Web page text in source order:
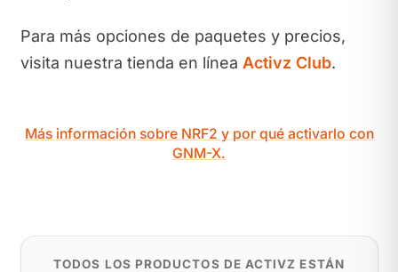
Para más opciones de paquetes y precios,
visita nuestra tienda en línea Activz Club.
Más información sobre NRF2 y por qué activarlo con
GNM-X.
TODOS LOS PRODUCTOS DE ACTIVZ ESTÁN